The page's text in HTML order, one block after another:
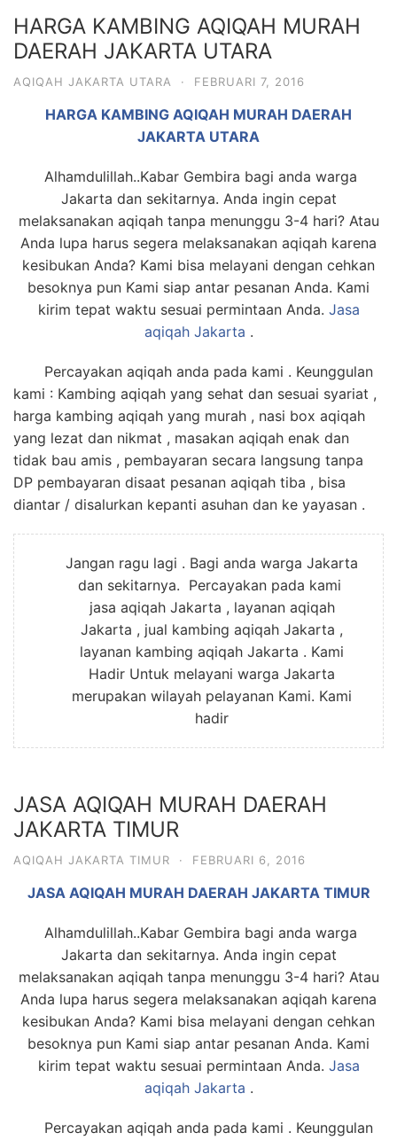
HARGA KAMBING AQIQAH MURAH
DAERAH JAKARTA UTARA
AQIQAH JAKARTA UTARA · FEBRUARI 7, 2016
HARGA KAMBING AQIQAH MURAH DAERAH
JAKARTA UTARA
Alhamdulillah..Kabar Gembira bagi anda warga
Jakarta dan sekitarnya. Anda ingin cepat
melaksanakan aqiqah tanpa menunggu 3-4 hari? Atau
Anda lupa harus segera melaksanakan aqiqah karena
kesibukan Anda? Kami bisa melayani dengan cehkan
besoknya pun Kami siap antar pesanan Anda. Kami
kirim tepat waktu sesuai permintaan Anda. Jasa
aqiqah Jakarta .
Percayakan aqiqah anda pada kami . Keunggulan
kami : Kambing aqiqah yang sehat dan sesuai syariat ,
harga kambing aqiqah yang murah , nasi box aqiqah
yang lezat dan nikmat , masakan aqiqah enak dan
tidak bau amis , pembayaran secara langsung tanpa
DP pembayaran disaat pesanan aqiqah tiba , bisa
diantar / disalurkan kepanti asuhan dan ke yayasan .
Jangan ragu lagi . Bagi anda warga Jakarta
dan sekitarnya. Percayakan pada kami
jasa aqiqah Jakarta , layanan aqiqah
Jakarta , jual kambing aqiqah Jakarta ,
layanan kambing aqiqah Jakarta . Kami
Hadir Untuk melayani warga Jakarta
merupakan wilayah pelayanan Kami. Kami
hadir
JASA AQIQAH MURAH DAERAH
JAKARTA TIMUR
AQIQAH JAKARTA TIMUR · FEBRUARI 6, 2016
JASA AQIQAH MURAH DAERAH JAKARTA TIMUR
Alhamdulillah..Kabar Gembira bagi anda warga
Jakarta dan sekitarnya. Anda ingin cepat
melaksanakan aqiqah tanpa menunggu 3-4 hari? Atau
Anda lupa harus segera melaksanakan aqiqah karena
kesibukan Anda? Kami bisa melayani dengan cehkan
besoknya pun Kami siap antar pesanan Anda. Kami
kirim tepat waktu sesuai permintaan Anda. Jasa
aqiqah Jakarta .
Percayakan aqiqah anda pada kami . Keunggulan